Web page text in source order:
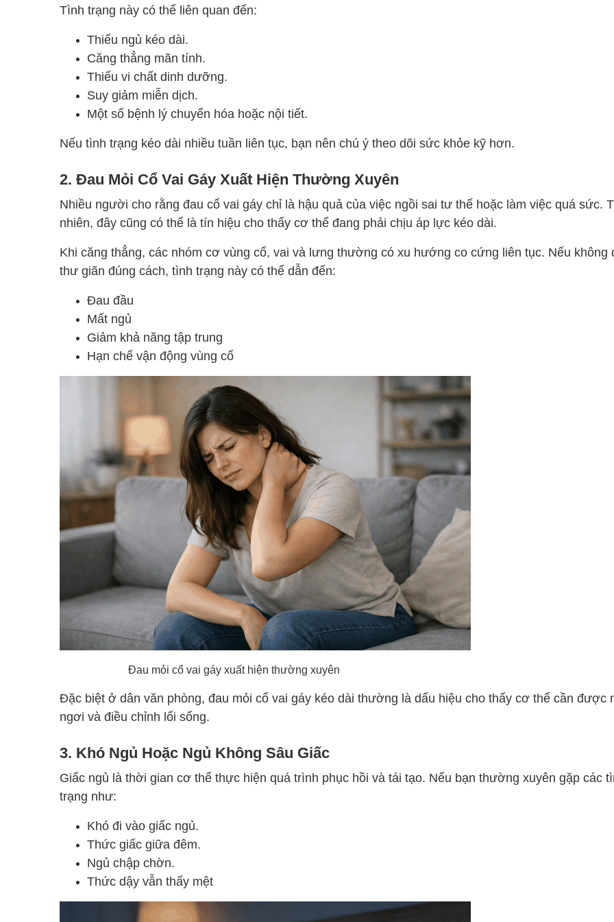
Tình trạng này có thể liên quan đến:
Thiếu ngủ kéo dài.
Căng thẳng mãn tính.
Thiếu vi chất dinh dưỡng.
Suy giảm miễn dịch.
Một số bệnh lý chuyển hóa hoặc nội tiết.
Nếu tình trạng kéo dài nhiều tuần liên tục, bạn nên chú ý theo dõi sức khỏe kỹ hơn.
2. Đau Mỏi Cổ Vai Gáy Xuất Hiện Thường Xuyên
Nhiều người cho rằng đau cổ vai gáy chỉ là hậu quả của việc ngồi sai tư thế hoặc làm việc quá sức.
nhiên, đây cũng có thể là tín hiệu cho thấy cơ thể đang phải chịu áp lực kéo dài.
Khi căng thẳng, các nhóm cơ vùng cổ, vai và lưng thường có xu hướng co cứng liên tục. Nếu không
thư giãn đúng cách, tình trạng này có thể dẫn đến:
Đau đầu
Mất ngủ
Giảm khả năng tập trung
Hạn chế vận động vùng cổ
Đau mỏi cổ vai gáy xuất hiện thường xuyên
Đặc biệt ở dân văn phòng, đau mỏi cổ vai gáy kéo dài thường là dấu hiệu cho thấy cơ thể cần được
ngơi và điều chỉnh lối sống.
3. Khó Ngủ Hoặc Ngủ Không Sâu Giấc
Giấc ngủ là thời gian cơ thể thực hiện quá trình phục hồi và tái tạo. Nếu bạn thường xuyên gặp các
trạng như:
Khó đi vào giấc ngủ.
Thức giấc giữa đêm.
Ngủ chập chờn.
Thức dậy vẫn thấy mệt